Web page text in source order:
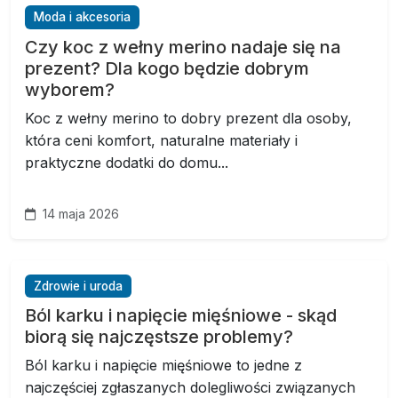
Moda i akcesoria
Czy koc z wełny merino nadaje się na
prezent? Dla kogo będzie dobrym
wyborem?
Koc z wełny merino to dobry prezent dla osoby,
która ceni komfort, naturalne materiały i
praktyczne dodatki do domu...
14 maja 2026
Zdrowie i uroda
Ból karku i napięcie mięśniowe - skąd
biorą się najczęstsze problemy?
Ból karku i napięcie mięśniowe to jedne z
najczęściej zgłaszanych dolegliwości związanych